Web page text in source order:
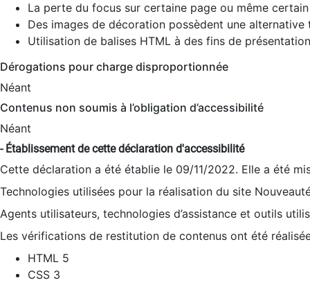
La perte du focus sur certaine page ou même
Des images de décoration possèdent une alternative
Utilisation de balises HTML à des fins de
Dérogations pour charge disproportionnée
Néant
Contenus non soumis à l’obligation d’accessibilité
Néant
- Établissement de cette déclaration d'accessibilité
Cette déclaration a été établie le 09/11/2022. Elle a été
Technologies utilisées pour la réalisation du site
Agents utilisateurs, technologies d’assistance et outils
Les vérifications de restitution de contenus ont été
HTML 5
CSS 3